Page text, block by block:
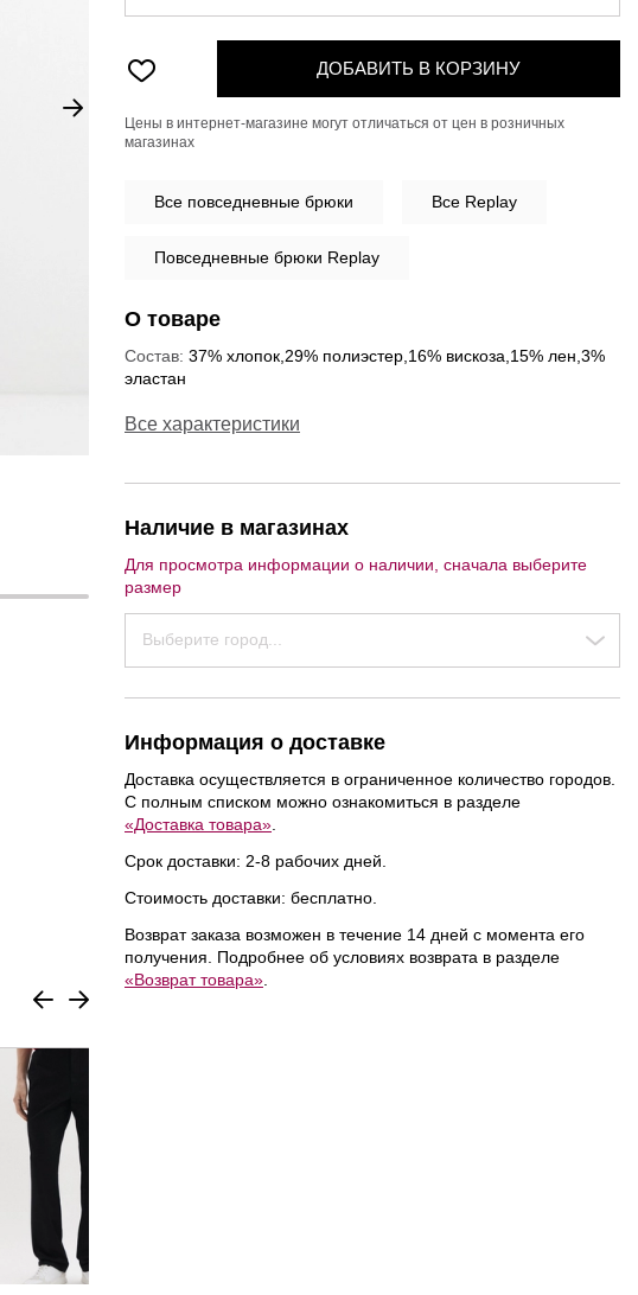
ДОБАВИТЬ В КОРЗИНУ
Цены в интернет-магазине могут отличаться от цен в розничных
магазинах
Все повседневные брюки Все Replay
Повседневные брюки Replay
О товаре
Состав: 37% хлопок,29% полиэстер,16% вискоза,15% лен,3%
эластан
Все характеристики
Наличие в магазинах
Для просмотра информации о наличии, сначала выберите
размер
Выберите город...
Информация о доставке
Доставка осуществляется в ограниченное количество городов.
С полным списком можно ознакомиться в разделе
«Доставка товара»
Срок доставки: 2-8 рабочих дней.
Стоимость доставки: бесплатно.
Возврат заказа возможен в течение 14 дней с момента его
получения. Подробнее об условиях возврата в разделе
«Возврат товара»